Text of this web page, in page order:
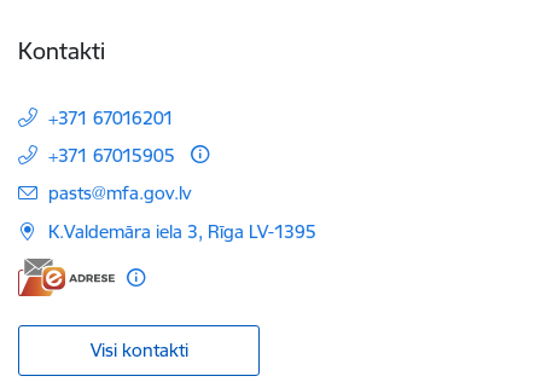
Kontakti
+371 67016201
+371 67015905
E-pasts:
pasts@mfa.gov.lv
K.Valdemāra iela 3, Rīga LV-1395
Visi kontakti